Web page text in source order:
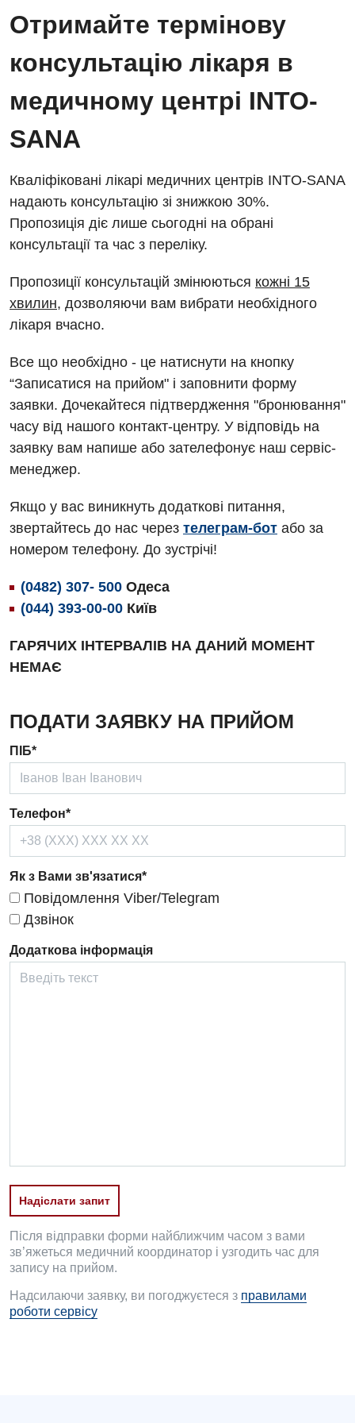
Енциклопедія
Відео
Діагностичне відділення
Інструментальна діагностика
Комп’ютерна томографія
Магнітно-резонансна томографія
Мамографія
Нейросонографія
Рентгенографія
Для дорослих
Алергологія, імунологія
Андрологія
Вакцинація
Відділення інтенсивної терапії
Відділення кардіосудинної патології та неврології
Гастроентерологія
Гінекологічне відділення
Дерматовенерологія
Дієтологія
Ендокринологія
Кардіологія
Кардіохірургія
Мамологія
Медична психологія
Неврологія
Нейрохірургія
Пульмонологія
Ревматологія
Судинна хірургія
Терапевтичне відділення
Терапія
Відділення кардіосудинної патології та неврології
Відділення невідкладних станів
Відділення інтенсивної терапії
Гінекологічне відділення
Діагностичне відділення
Ендоскопічне відділення
Онкологічне відділлення
Офтальмологічне відділення
Педіатричне відділення
Травматологічне відділення
Урологічне відділення
Хірургічне відділення
Швидка медична допомога
Лікування гострого інфаркту
Національний скринінг здоров’я 40+
Українська
Російська
Отримайте термінову
консультацію лікаря в
медичному центрі INTO-
SANA
Кваліфіковані лікарі медичних центрів INTO-SANA
надають консультацію зі знижкою 30%.
Пропозиція діє лише сьогодні на обрані
консультації та час з переліку.
Пропозиції консультацій змінюються кожні 15
хвилин, дозволяючи вам вибрати необхідного
лікаря вчасно.
Все що необхідно - це натиснути на кнопку
“Записатися на прийом" і заповнити форму
заявки. Дочекайтеся підтвердження "бронювання"
часу від нашого контакт-центру. У відповідь на
заявку вам напише або зателефонує наш сервіс-
менеджер.
Якщо у вас виникнуть додаткові питання,
звертайтесь до нас через телеграм-бот або за
номером телефону. До зустрічі!
(0482) 307- 500 Одеса
(044) 393-00-00 Київ
ГАРЯЧИХ ІНТЕРВАЛІВ НА ДАНИЙ МОМЕНТ
НЕМАЄ
ПОДАТИ ЗАЯВКУ НА ПРИЙОМ
ПІБ*
Телефон*
Як з Вами зв'язатися*
Повідомлення Viber/Telegram
Дзвінок
Додаткова інформація
Надіслати запит
Після відправки форми найближчим часом з вами
зв’яжеться медичний координатор і узгодить час для
запису на прийом.
Надсилаючи заявку, ви погоджуєтеся з правилами
роботи сервісу